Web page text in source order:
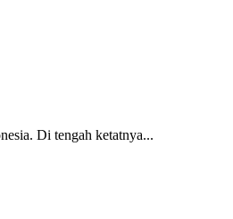
Di tengah ketatnya...